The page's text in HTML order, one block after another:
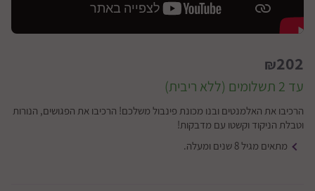
₪202
עד 2 תשלומים (ללא ריבית)
הרכיבו את האלמנטים ובנו מכונת פינבול משלכם! הרכיבו את הפגושים, הנורות
וטבלת הניקוד וקשטו עם מדבקות!
מתאים מגיל 8 שנים ומעלה.